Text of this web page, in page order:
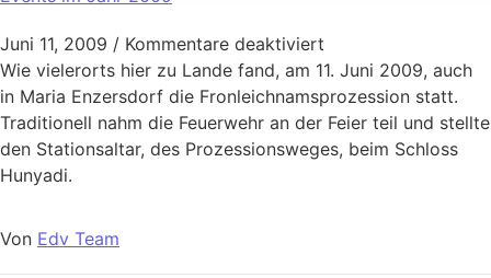
Juni 11, 2009 / Kommentare deaktiviert
Wie vielerorts hier zu Lande fand, am 11. Juni 2009, auch
in Maria Enzersdorf die Fronleichnamsprozession statt.
Traditionell nahm die Feuerwehr an der Feier teil und stellte
den Stationsaltar, des Prozessionsweges, beim Schloss
Hunyadi.
Von Edv Team